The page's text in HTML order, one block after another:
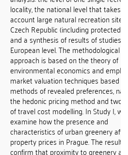
locality, the national level that takes
account large natural recreation
Czech Republic (including protected
and a synthesis of results of studies
European level. The methodological
approach is based on the theory of
environmental economics and
market valuation techniques based
methods of revealed preferences,
the hedonic pricing method and two
of travel cost modelling. In Study I, we
examine how the presence and
characteristics of urban greenery
property prices in Prague. The results
confirm that proximity to greenery